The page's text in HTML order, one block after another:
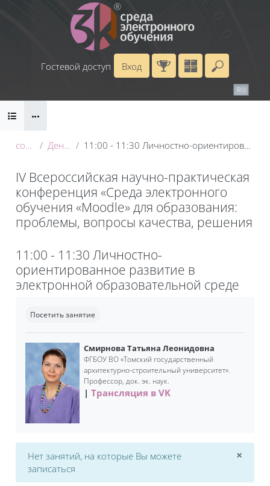
Перейти к основному содержанию
Гостевой доступ
Вход
RU
Блоки
conf_2025 День 3: 22 мая 11:00 - 11:30 Личностно-ориентированное развитие в электронной образовательной среде
IV Всероссийская научно-практическая
конференция «Среда электронного
обучения «Moodle» для образования:
проблемы, вопросы качества, решения
11:00 - 11:30 Личностно-
ориентированное развитие в
электронной образовательной среде
Посетить занятие
Смирнова Татьяна Леонидовна
ФГБОУ ВО «Томский государственный
архитектурно-строительный университет».
Профессор, док. эк. наук.
Трансляция в VK
Нет занятий, на которые Вы можете
записаться
×